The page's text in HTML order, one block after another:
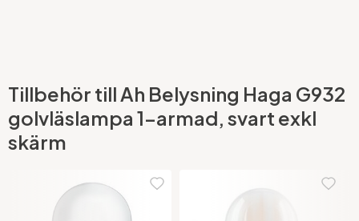
Tillbehör till Ah Belysning Haga G932
golvläslampa 1-armad, svart exkl
skärm